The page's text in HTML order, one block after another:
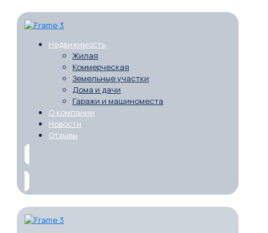
Недвижимость
Жилая
Коммерческая
Земельные участки
Дома и дачи
Гаражи и машиноместа
О компании
Новости
Отзывы